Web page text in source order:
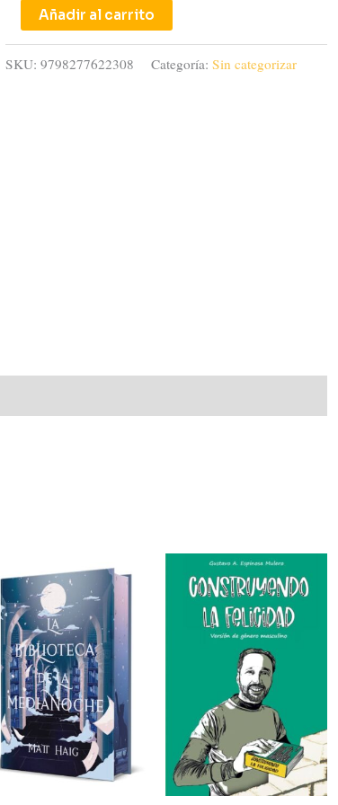
Añadir al carrito
SKU: 9798277622308 Categoría: Sin categorizar